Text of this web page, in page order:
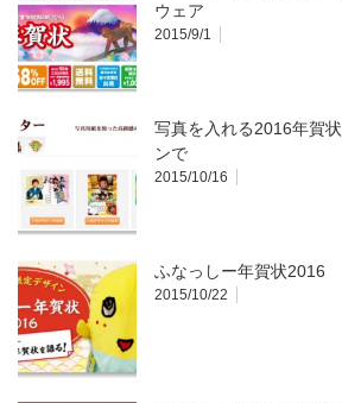
ウェア
2015/9/1
写真を入れる2016年賀
ンで
2015/10/16
ふなっしー年賀状2016
2015/10/22